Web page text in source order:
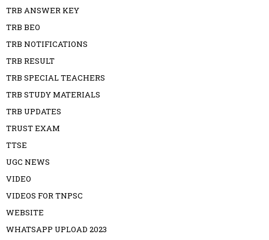
TRB ANSWER KEY
TRB BEO
TRB NOTIFICATIONS
TRB RESULT
TRB SPECIAL TEACHERS
TRB STUDY MATERIALS
TRB UPDATES
TRUST EXAM
TTSE
UGC NEWS
VIDEO
VIDEOS FOR TNPSC
WEBSITE
WHATSAPP UPLOAD 2023